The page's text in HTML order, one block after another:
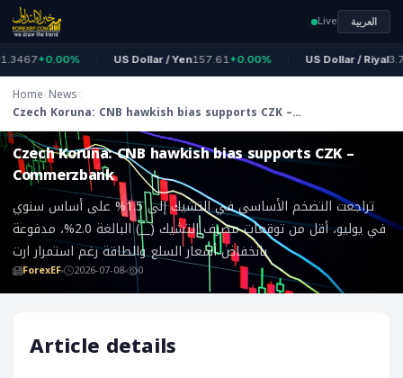
Live العربية
+0.00% US Dollar / Yen157.61+0.00% US Dollar / Riyal
Home News
Czech Koruna: CNB hawkish bias supports CZK –
Commerzbank
ForexEF
Czech Koruna: CNB hawkish bias supports CZK –
Commerzbank
تراجعت التضخم الأساسي في التشيك إلى 1.5% على أساس سنوي
في يوليو، أقل من توقعات مصرف التشيك (__) البالغة 2.0%، مدفوعة
بانخفاض أسعار السلع والطاقة رغم استمرار ارت
ForexEF 2026-07-08 0
Article details